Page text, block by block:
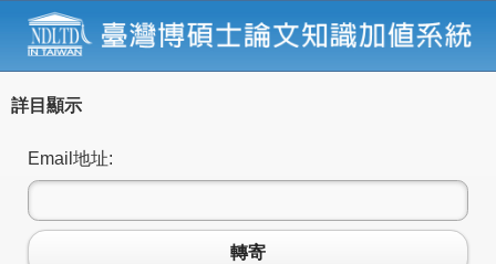
詳目顯示
Email地址:
轉寄